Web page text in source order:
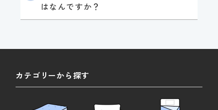
はなんですか？
カテゴリーから探す